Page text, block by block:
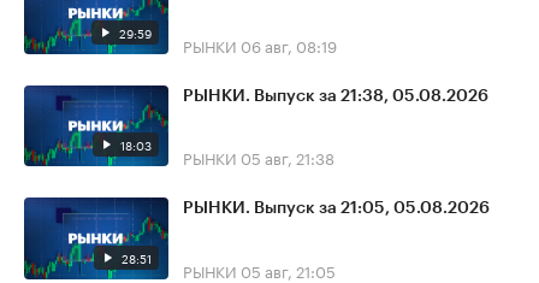
29:59 РЫНКИ 06 авг, 08:19
18:03
РЫНКИ. Выпуск за 21:38, 05.08.2026
РЫНКИ 05 авг, 21:38
28:51
РЫНКИ. Выпуск за 21:05, 05.08.2026
РЫНКИ 05 авг, 21:05